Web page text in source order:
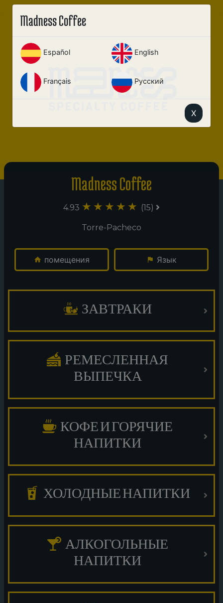
Madness Coffee
4.93 (15)
Torre-Pacheco
помещения Язык
ЗАВТРАКИ
РЕМЕСЛЕННАЯ
ВЫПЕЧКА
КОФЕ И ГОРЯЧИЕ
НАПИТКИ
ХОЛОДНЫЕ НАПИТКИ
АЛКОГОЛЬНЫЕ
НАПИТКИ
Madness Coffee
Español English
Français Русский
X